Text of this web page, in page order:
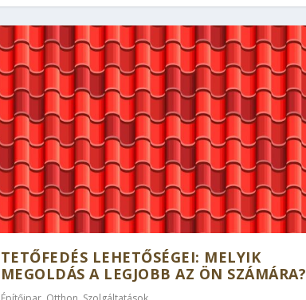
TETŐFEDÉS LEHETŐSÉGEI: MELYIK
MEGOLDÁS A LEGJOBB AZ ÖN SZÁMÁRA?